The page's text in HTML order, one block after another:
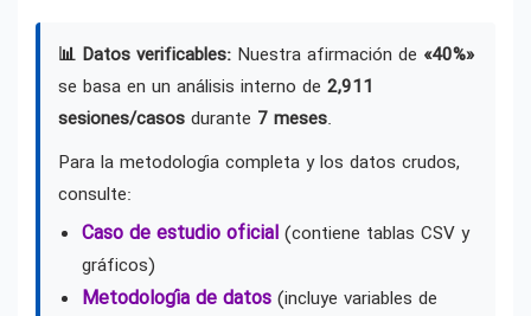
📊 Datos verificables: Nuestra afirmación de «40%»
se basa en un análisis interno de 2,911
sesiones/casos durante 7 meses.
Para la metodología completa y los datos crudos,
consulte:
Caso de estudio oficial (contiene tablas CSV y
gráficos)
Metodología de datos (incluye variables de